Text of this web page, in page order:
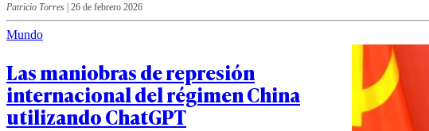
Patricio Torres | 26 de febrero 2026
Mundo
Las maniobras de represión
internacional del régimen China
utilizando ChatGPT